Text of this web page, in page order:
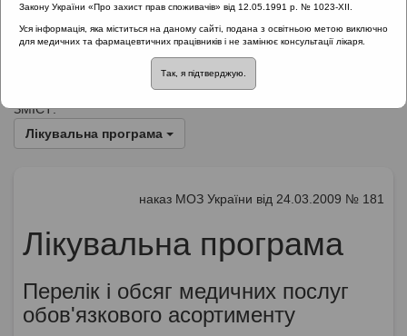
Назва:
Протокол надання медичної допомоги хворим з
хронічним набряково-поліпозним ларингітом (хвороба
ЗМІСТ:
Лікувальна програма
наказ МОЗ України від 24.03.2009 № 181
Лікувальна програма
Перелік і обсяг медичних послуг
обов'язкового асортименту
Закону України «Про захист прав споживачів» від 12.05.1991 р. № 1023-XII.
Уся інформація, яка міститься на даному сайті, подана з освітньою метою виключно
для медичних та фармацевтичних працівників і не замінює консультації лікаря.
Так, я підтверджую.